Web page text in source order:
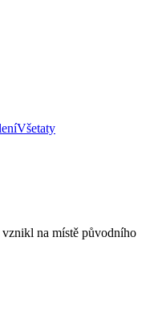
Všetaty
vznikl na místě původního